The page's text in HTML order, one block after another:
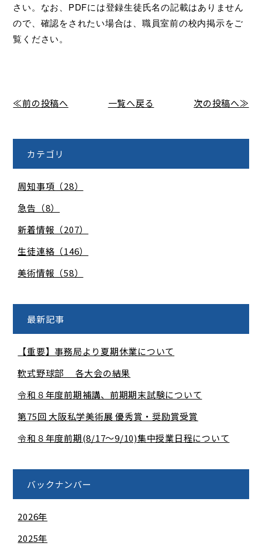
さい。なお、PDFには登録生徒氏名の記載はありません
ので、確認をされたい場合は、職員室前の校内掲示をご
覧ください。
≪前の投稿へ 一覧へ戻る 次の投稿へ≫
カテゴリ
周知事項（28）
急告（8）
新着情報（207）
生徒連絡（146）
美術情報（58）
最新記事
【重要】事務局より夏期休業について
軟式野球部 各大会の結果
令和８年度前期補講、前期期末試験について
第75回 大阪私学美術展 優秀賞・奨励賞受賞
令和８年度前期(8/17～9/10)集中授業日程について
バックナンバー
2026年
2025年